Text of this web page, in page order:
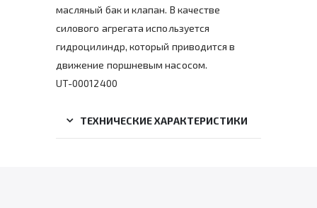
масляный бак и клапан. В качестве
силового агрегата используется
гидроцилиндр, который приводится в
движение поршневым насосом.
UT-00012400
ТЕХНИЧЕСКИЕ ХАРАКТЕРИСТИКИ